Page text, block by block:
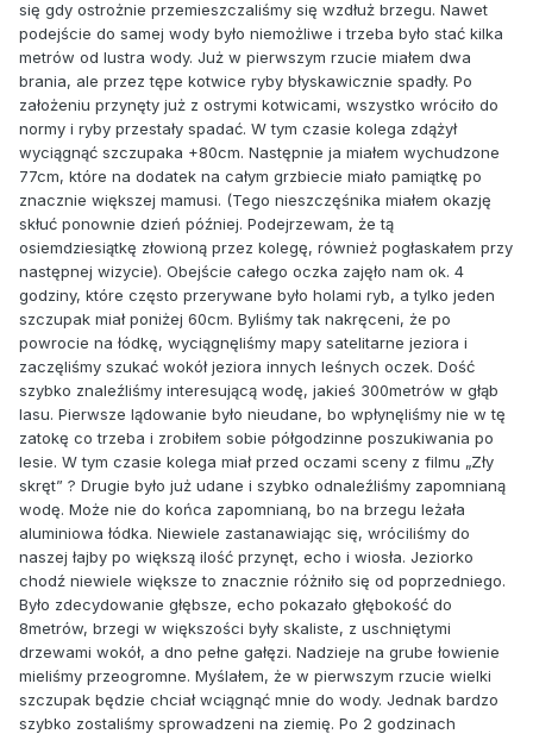
się gdy ostrożnie przemieszczaliśmy się wzdłuż brzegu. Nawet
podejście do samej wody było niemożliwe i trzeba było stać kilka
metrów od lustra wody. Już w pierwszym rzucie miałem dwa
brania, ale przez tępe kotwice ryby błyskawicznie spadły. Po
założeniu przynęty już z ostrymi kotwicami, wszystko wróciło do
normy i ryby przestały spadać. W tym czasie kolega zdążył
wyciągnąć szczupaka +80cm. Następnie ja miałem wychudzone
77cm, które na dodatek na całym grzbiecie miało pamiątkę po
znacznie większej mamusi. (Tego nieszczęśnika miałem okazję
skłuć ponownie dzień później. Podejrzewam, że tą
osiemdziesiątkę złowioną przez kolegę, również pogłaskałem przy
następnej wizycie). Obejście całego oczka zajęło nam ok. 4
godziny, które często przerywane było holami ryb, a tylko jeden
szczupak miał poniżej 60cm. Byliśmy tak nakręceni, że po
powrocie na łódkę, wyciągnęliśmy mapy satelitarne jeziora i
zaczęliśmy szukać wokół jeziora innych leśnych oczek. Dość
szybko znaleźliśmy interesującą wodę, jakieś 300metrów w głąb
lasu. Pierwsze lądowanie było nieudane, bo wpłynęliśmy nie w tę
zatokę co trzeba i zrobiłem sobie półgodzinne poszukiwania po
lesie. W tym czasie kolega miał przed oczami sceny z filmu „Zły
skręt” ? Drugie było już udane i szybko odnaleźliśmy zapomnianą
wodę. Może nie do końca zapomnianą, bo na brzegu leżała
aluminiowa łódka. Niewiele zastanawiając się, wróciliśmy do
naszej łajby po większą ilość przynęt, echo i wiosła. Jeziorko
chodź niewiele większe to znacznie różniło się od poprzedniego.
Było zdecydowanie głębsze, echo pokazało głębokość do
8metrów, brzegi w większości były skaliste, z uschniętymi
drzewami wokół, a dno pełne gałęzi. Nadzieje na grube łowienie
mieliśmy przeogromne. Myślałem, że w pierwszym rzucie wielki
szczupak będzie chciał wciągnąć mnie do wody. Jednak bardzo
szybko zostaliśmy sprowadzeni na ziemię. Po 2 godzinach